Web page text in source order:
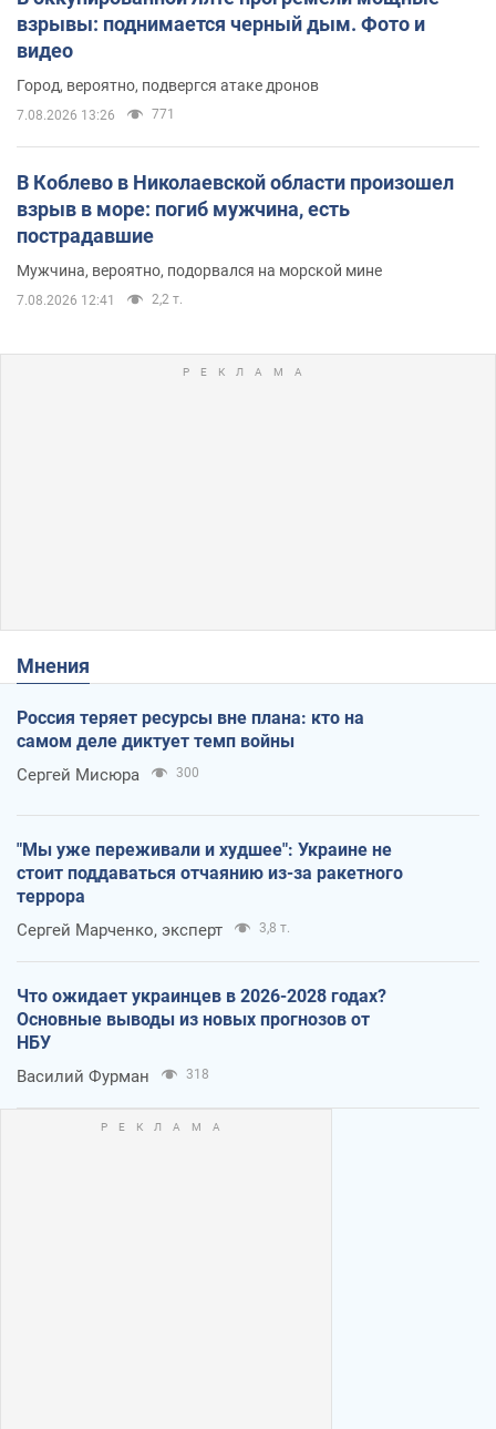
взрывы: поднимается черный дым. Фото и
видео
Город, вероятно, подвергся атаке дронов
7.08.2026 13:26 771
В Коблево в Николаевской области произошел
взрыв в море: погиб мужчина, есть
пострадавшие
Мужчина, вероятно, подорвался на морской мине
7.08.2026 12:41 2,2 т.
Мнения
Россия теряет ресурсы вне плана: кто на
самом деле диктует темп войны
Сергей Мисюра 300
"Мы уже переживали и худшее": Украине не
стоит поддаваться отчаянию из-за ракетного
террора
Сергей Марченко, эксперт 3,8 т.
Что ожидает украинцев в 2026-2028 годах?
Основные выводы из новых прогнозов от
НБУ
Василий Фурман 318